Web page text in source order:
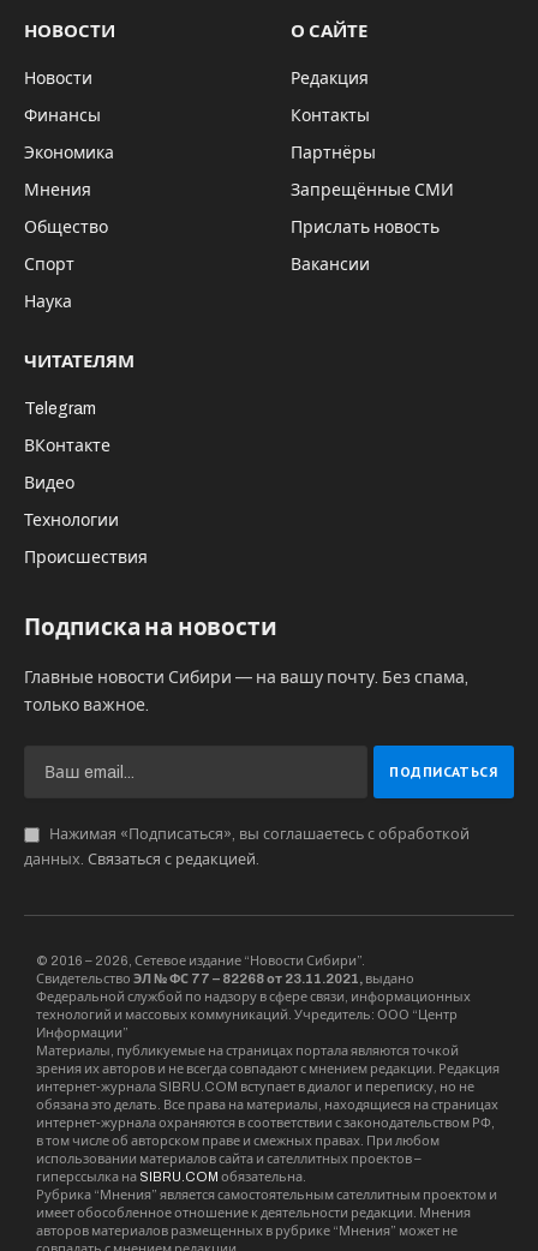
В российский прокат вышла добрая
новогодняя сказка «Папу маме заверни». В
проката стала компания «КарроПрокат».
В основе сюжета – история о том, как дочка
учительницы девочка Вита мечтает сделать
свою маму счастливой.
Маму, о личном счастье которой мечтает Вита,
женщина, и при этом живой человек – такую
задачу пришлось решать актрисе на
съемочной площадке . лучшей подруге Кати
Иван Архипов видел только актрису Анну
Хилькевич.
Мама, как водится, мечтает выйти замуж, но
как обычно напряженная школьная жизнь не
оставляет возможностей для обычного